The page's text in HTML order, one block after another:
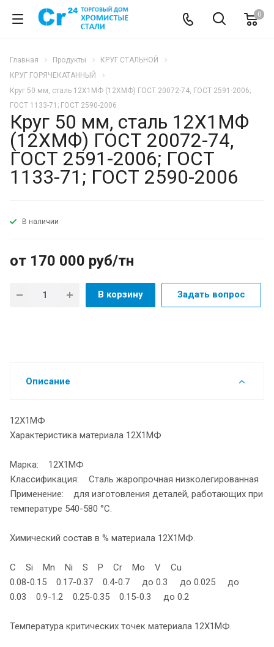
0
Главная Продукты
КРУГ СТАЛЬНОЙ
КРУГ ГОРЯЧЕКАТАННЫЙ
Круг 50 мм, сталь 12Х1МФ (12ХМФ) ГОСТ 20072-74, ГОСТ 2591-2006;
ГОСТ 1133-71; ГОСТ 2590-2006
Круг 50 мм, сталь 12Х1МФ
(12ХМФ) ГОСТ 20072-74,
ГОСТ 2591-2006; ГОСТ
1133-71; ГОСТ 2590-2006
В наличии
от 170 000 руб/тн
В корзину Задать вопрос
Описание
12Х1МФ
Характеристика материала 12Х1МФ
Марка: 12Х1МФ
Классификация: Сталь жаропрочная низколегированная
Применение: для изготовления деталей, работающих при
температуре 540-580 °С.
Химический состав в % материала 12Х1МФ.
C Si Mn Ni S P Cr Mo V Cu
0.08-0.15 0.17-0.37 0.4-0.7 до 0.3 до 0.025 до
0.03 0.9-1.2 0.25-0.35 0.15-0.3 до 0.2
Температура критических точек материала 12Х1МФ.